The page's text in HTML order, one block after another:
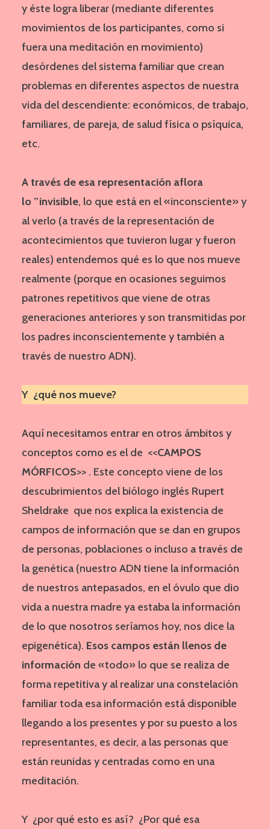
y éste logra liberar (mediante diferentes
movimientos de los participantes, como si
fuera una meditación en movimiento)
desórdenes del sistema familiar que crean
problemas en diferentes aspectos de nuestra
vida del descendiente: económicos, de trabajo,
familiares, de pareja, de salud física o psíquica,
etc.
A través de esa representación aflora
lo ”invisible, lo que está en el «inconsciente» y
al verlo (a través de la representación de
acontecimientos que tuvieron lugar y fueron
reales) entendemos qué es lo que nos mueve
realmente (porque en ocasiones seguimos
patrones repetitivos que viene de otras
generaciones anteriores y son transmitidas por
los padres inconscientemente y también a
través de nuestro ADN).
Y ¿qué nos mueve?
Aquí necesitamos entrar en otros ámbitos y
conceptos como es el de <<CAMPOS
MÓRFICOS>> . Este concepto viene de los
descubrimientos del biólogo inglés Rupert
Sheldrake que nos explica la existencia de
campos de información que se dan en grupos
de personas, poblaciones o incluso a través de
la genética (nuestro ADN tiene la información
de nuestros antepasados, en el óvulo que dio
vida a nuestra madre ya estaba la información
de lo que nosotros seríamos hoy, nos dice la
epigenética). Esos campos están llenos de
información de «todo» lo que se realiza de
forma repetitiva y al realizar una constelación
familiar toda esa información está disponible
llegando a los presentes y por su puesto a los
representantes, es decir, a las personas que
están reunidas y centradas como en una
meditación.
Y ¿por qué esto es así? ¿Por qué esa